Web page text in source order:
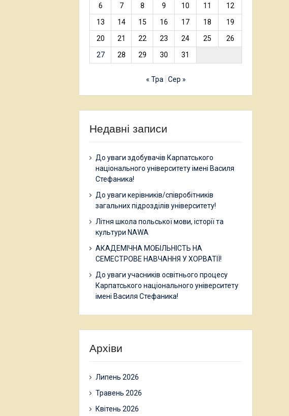
6
7 8 9 10 11
12
13
14 15 16 17 18
19
20
21 22 23 24 25
26
27
28 29 30 31
« Тра Сер »
Недавні записи
До уваги здобувачів Карпатського
національного університету імені Василя
Стефаника!
До уваги керівників/співробітників
загальних підрозділів університету!
Літня школа польської мови, історії та
культури NAWA
АКАДЕМІЧНА МОБІЛЬНІСТЬ НА
СЕМЕСТРОВЕ НАВЧАННЯ У ХОРВАТІЇ!
До уваги учасників освітнього процесу
Карпатського національного університету
імені Василя Стефаника!
Архіви
Липень 2026
Травень 2026
Квітень 2026